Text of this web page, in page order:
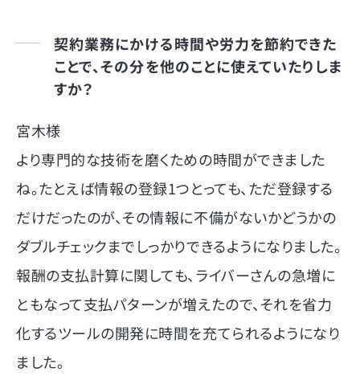
契約業務にかける時間や労力を節約できた
ことで、その分を他のことに使えていたりしま
すか？
宮木様
より専門的な技術を磨くための時間ができました
ね。たとえば情報の登録1つとっても、ただ登録する
だけだったのが、その情報に不備がないかどうかの
ダブルチェックまでしっかりできるようになりました。
報酬の支払計算に関しても、ライバーさんの急増に
ともなって支払パターンが増えたので、それを省力
化するツールの開発に時間を充てられるようになり
ました。